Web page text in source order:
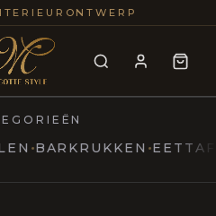
25+
EETTAFELS